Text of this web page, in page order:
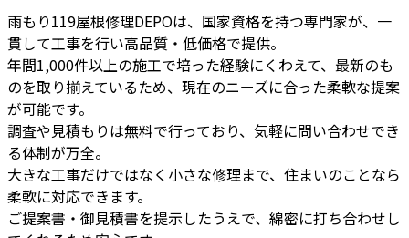
雨もり119屋根修理DEPOは、国家資格を持つ専門家が、一
貫して工事を行い高品質・低価格で提供。
年間1,000件以上の施工で培った経験にくわえて、最新のも
のを取り揃えているため、現在のニーズに合った柔軟な提案
が可能です。
調査や見積もりは無料で行っており、気軽に問い合わせでき
る体制が万全。
大きな工事だけではなく小さな修理まで、住まいのことなら
柔軟に対応できます。
ご提案書・御見積書を提示したうえで、綿密に打ち合わせし